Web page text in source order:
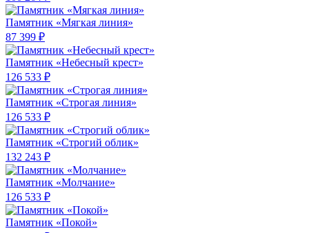
Памятник «Мягкая линия»
87 399 ₽
Памятник «Небесный крест»
126 533 ₽
Памятник «Строгая линия»
126 533 ₽
Памятник «Строгий облик»
132 243 ₽
Памятник «Молчание»
126 533 ₽
Памятник «Покой»